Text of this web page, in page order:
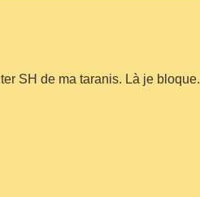
SH de ma taranis. Là je bloque.